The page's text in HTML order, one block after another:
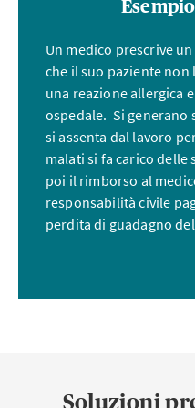
civile professionaleper
richieste di risarcimento
al minimo i rischi
Assicurazione
Che si tratti di un taglio
durante l’inserimento di
studio medico stesso, gli
infortuni professionali. L’
Un medico prescrive
che il suo paziente
una reazione allergica
ospedale. Si generano
si assenta dal lavoro
malati si fa carico delle
poi il rimborso al
responsabilità civile
perdita di guadagno
Soluzioni